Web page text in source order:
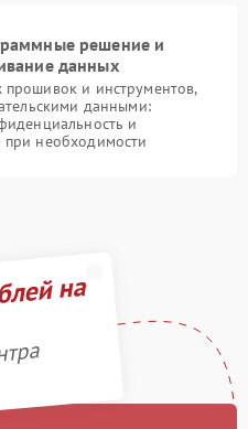
решение и
данных
и инструментов,
данными:
и
необходимости
на